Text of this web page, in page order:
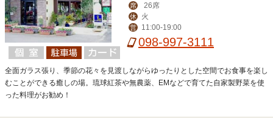
席 26席
休 火
営 11:00-19:00
098-997-3111
全面ガラス張り、季節の花々を見渡しながらゆったりとした空間でお食事を楽し
むことができる癒しの場。琉球紅茶や無農薬、EMなどで育てた自家製野菜を使
った料理がお勧め！